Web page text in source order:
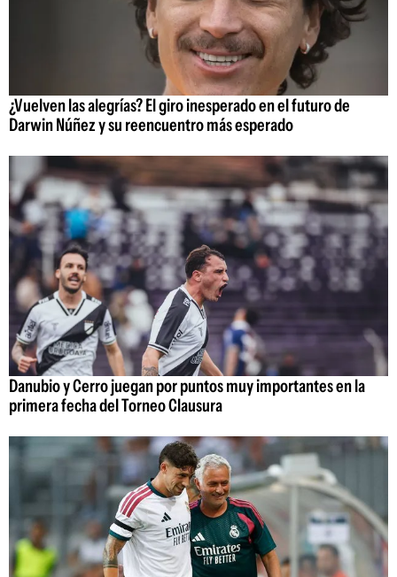
¿Vuelven las alegrías? El giro inesperado en el futuro de
Darwin Núñez y su reencuentro más esperado
Danubio y Cerro juegan por puntos muy importantes en la
primera fecha del Torneo Clausura